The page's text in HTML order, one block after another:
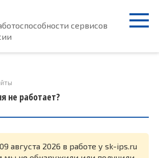
сервисов
не работает?
августа 2026 в работе у sk-ips.ru